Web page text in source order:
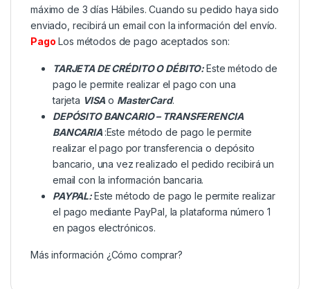
máximo de 3 días Hábiles. Cuando su pedido haya sido
enviado, recibirá un email con la información del envío.
Pago Los métodos de pago aceptados son:
TARJETA DE CRÉDITO O DÉBITO:Este método de
pago le permite realizar el pago con una
tarjeta VISA o MasterCard.
DEPÓSITO BANCARIO – TRANSFERENCIA
BANCARIA :Este método de pago le permite
realizar el pago por transferencia o depósito
bancario, una vez realizado el pedido recibirá un
email con la información bancaria.
PAYPAL:Este método de pago le permite realizar
el pago mediante PayPal, la plataforma número 1
en pagos electrónicos.
Más información ¿Cómo comprar?